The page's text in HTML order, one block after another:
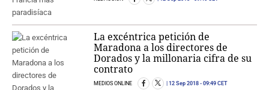
La excéntrica petición de
Maradona a los directores de
Dorados y la millonaria cifra de su
contrato
MEDIOS ONLINE 12 Sep 2018 - 09:49 CET